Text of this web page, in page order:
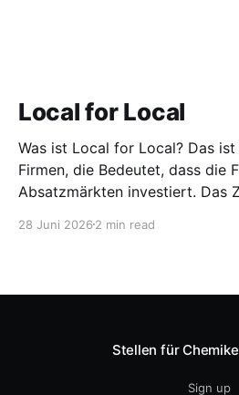
Local for Local
Was ist Local for Local? Das ist eine Strategie für
Firmen, die Bedeutet, dass die
Absatzmärkten investiert. Das
entwickeln. Diese Strategie ist
28 Juni 2026 2 min read
Stellen für
Sign up